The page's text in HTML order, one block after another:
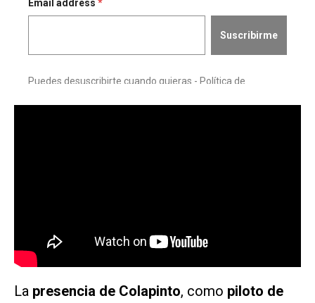
La presencia de Colapinto, como piloto de